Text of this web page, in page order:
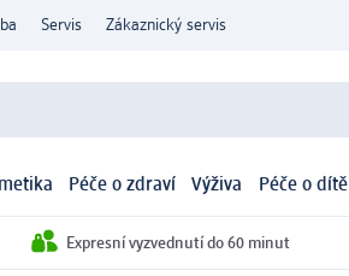
Servis Zákaznický servis
Péče o zdraví Výživa Péče o dítě
Expresní vyzvednutí do 60 minut